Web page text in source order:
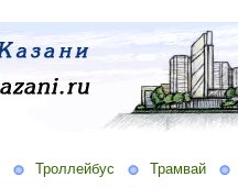
Троллейбус Трамвай